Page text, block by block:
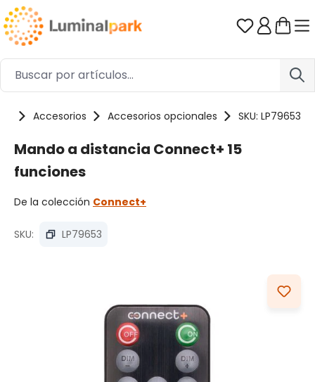
Saltar al contenido principal Tienes 0
Accesorios Accesorios opcionales SKU: LP79653
Mando a distancia Connect+ 15
funciones
De la colección Connect+
SKU: LP79653